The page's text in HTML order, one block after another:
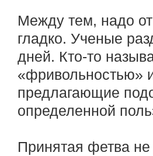
Между тем, надо
гладко. Ученые
дней. Кто-то
«фривольностью»
предлагающие
определенной
Принятая фетва не